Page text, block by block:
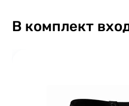
В комплект